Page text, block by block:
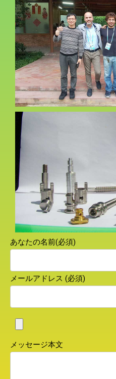
あなたの名前(必須)
メールアドレス (必須)
メッセージ本文